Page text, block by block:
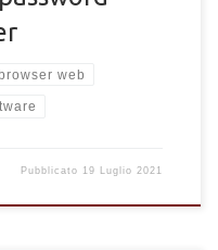
web
Pubblicato 19 Luglio 2021